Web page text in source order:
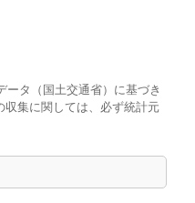
タ（国土交通省）に基づき
集に関しては、必ず統計元